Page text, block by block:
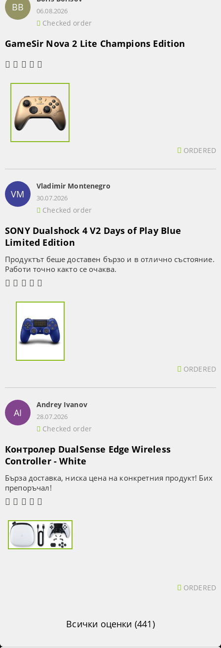
BB 06.08.2026
Checked order
GameSir Nova 2 Lite Champions Edition
ORDERED
VM
Vladimir Montenegro
30.07.2026
Checked order
SONY Dualshock 4 V2 Days of Play Blue
Limited Edition
Продуктът беше доставен бързо и в отлично състояние.
Работи точно както се очаква.
ORDERED
AI
Andrey Ivanov
28.07.2026
Checked order
Контролер DualSense Edge Wireless
Controller - White
Бърза доставка, ниска цена на конкретния продукт! Бих
препоръчал!
ORDERED
Всички оценки (441)